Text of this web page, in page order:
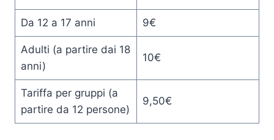
Da 12 a 17 anni 9€
Adulti (a partire dai 18
anni)
10€
Tariffa per gruppi (a
partire da 12 persone)
9,50€